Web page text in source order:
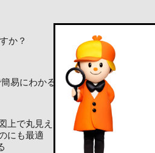
か？
易にわかる無料のAIシミュレーター
上で丸見えに
にも最適